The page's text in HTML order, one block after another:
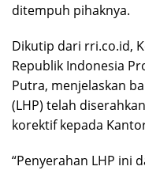
ditempuh pihaknya.
Dikutip dari rri.co.id,
Republik Indonesia
Putra, menjelaskan
(LHP) telah
korektif kepada
“Penyerahan LHP ini